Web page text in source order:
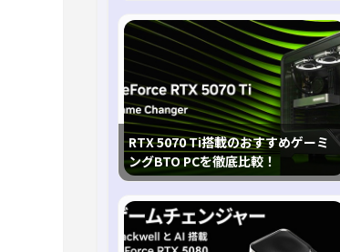
RTX 5070 Ti搭載のおすすめゲーミ
ングBTO PCを徹底比較！